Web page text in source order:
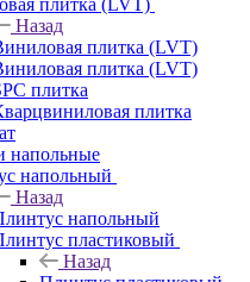
Назад
плитка (LVT)
плитка (LVT)
плитка
плитка
напольные
напольный
Назад
напольный
пластиковый
Назад